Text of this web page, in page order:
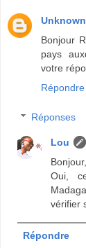
Unknown
Bonjour
pays
votre
Répondre
Réponses
Lou
Bonjour,
Oui,
vérifier
Répondre